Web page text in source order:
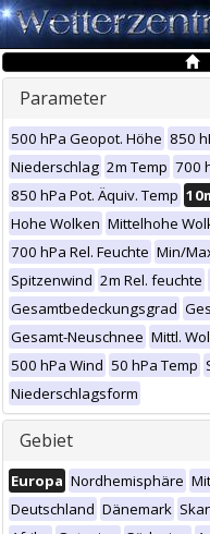
Parameter
500 hPa Geopot. Höhe 850
Niederschlag 2m Temp 700
850 hPa Pot. Äquiv. Temp
Hohe Wolken Mittelhohe
700 hPa Rel. Feuchte Min/
Spitzenwind 2m Rel. feuchte
Gesamtbedeckungsgrad
Gesamt-Neuschnee Mittl.
500 hPa Wind 50 hPa Temp
Niederschlagsform
Gebiet
Europa Nordhemisphäre
Deutschland Dänemark